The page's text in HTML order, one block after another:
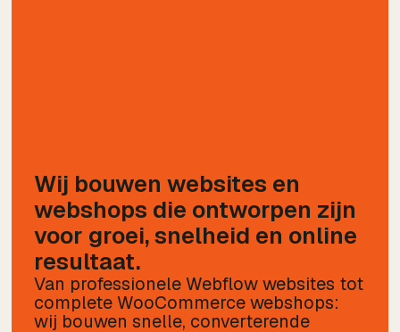
Wij bouwen websites en
webshops die ontworpen zijn
voor groei, snelheid en online
resultaat.
Van professionele Webflow websites tot
complete WooCommerce webshops:
wij bouwen snelle, converterende